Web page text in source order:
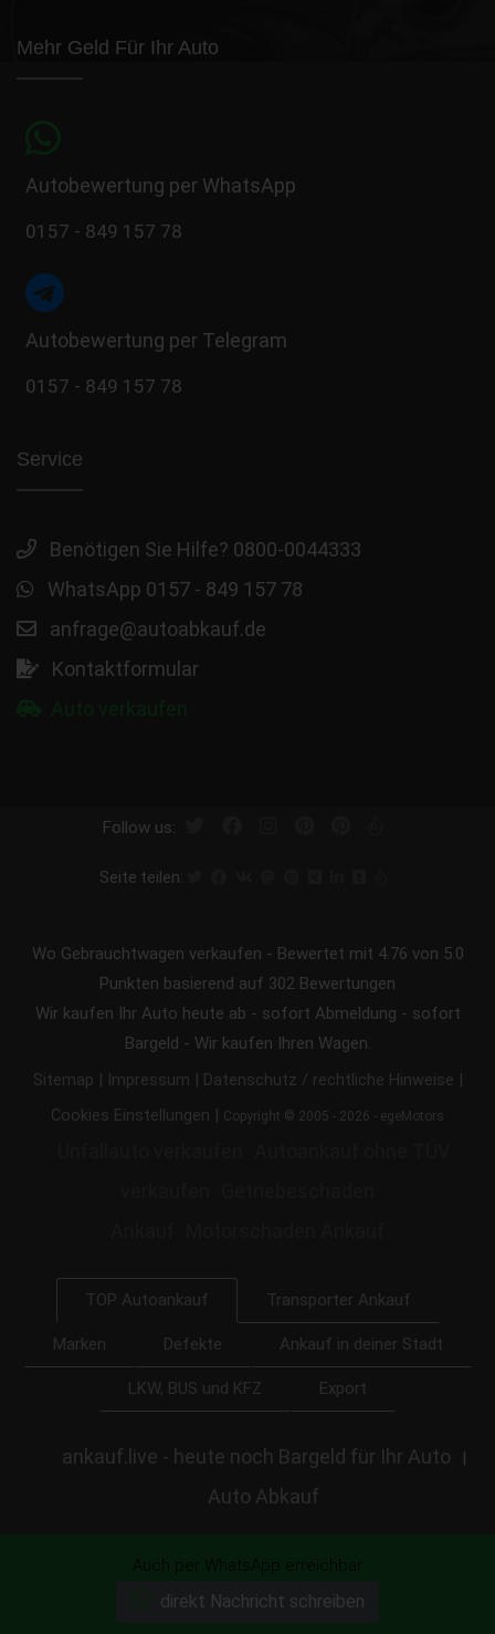
Mehr Geld Für Ihr Auto
Autobewertung per WhatsApp
0157 - 849 157 78
Autobewertung per Telegram
0157 - 849 157 78
Service
Benötigen Sie Hilfe? 0800-0044333
WhatsApp 0157 - 849 157 78
anfrage@autoabkauf.de
Kontaktformular
Follow us:
Seite teilen:
Wo Gebrauchtwagen verkaufen - Bewertet mit 4.76 von 5.0
Punkten basierend auf 302 Bewertungen
Wir kaufen Ihr Auto heute ab - sofort Abmeldung - sofort
Bargeld - Wir kaufen Ihren Wagen.
Sitemap | Impressum | Datenschutz / rechtliche Hinweise |
Cookies Einstellungen | Copyright © 2005 - 2026 - egeMotors
TOP Autoankauf Transporter Ankauf
Marken Defekte Ankauf in deiner Stadt
LKW, BUS und KFZ Export
ankauf.live - heute noch Bargeld für Ihr Auto |
Auto Abkauf
Auch per WhatsApp erreichbar
direkt Nachricht schreiben